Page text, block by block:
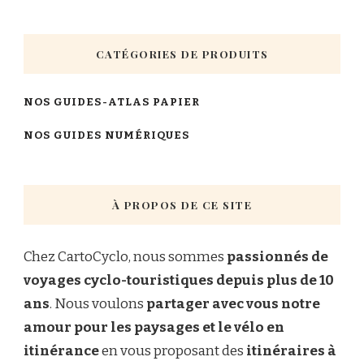
CATÉGORIES DE PRODUITS
NOS GUIDES-ATLAS PAPIER
NOS GUIDES NUMÉRIQUES
À PROPOS DE CE SITE
Chez CartoCyclo, nous sommes passionnés de
voyages cyclo-touristiques depuis plus de 10
ans. Nous voulons partager avec vous notre
amour pour les paysages et le vélo en
itinéranceen vous proposant des itinéraires à